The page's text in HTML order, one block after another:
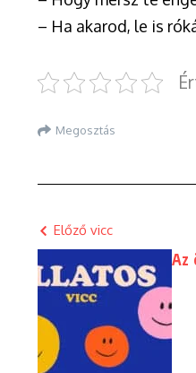
– Ha akarod, le is
Megosztás
Előző vicc
Az